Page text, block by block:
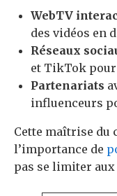
WebTV
des vidéos en
Réseaux
et TikTok
Partenariats
influenceurs
Cette maîtrise du
l’importance de
pas se limiter